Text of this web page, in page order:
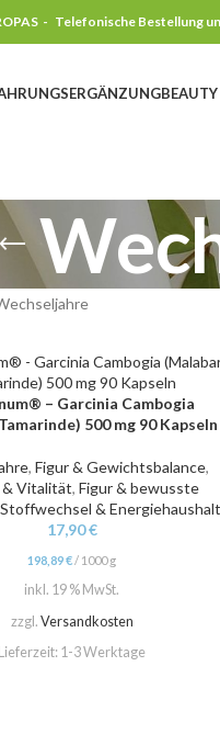
- Telefonische Bestellung
BEAUTY
– Garcinia Cambogia
500 mg 90 Kapseln
,Figur & Gewichtsbalance,
Vitalität,Figur & bewusste
Stoffwechsel & Energiehaushalt
17,90€
198,89€/ 1000 g
inkl. 19 % MwSt.
zzgl. Versandkosten
Lieferzeit: 1-3 Werktage